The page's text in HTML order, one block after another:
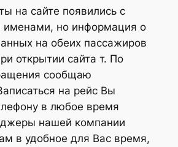
на сайте появились с
именами, но информация о
на обеих пассажиров
открытии сайта т. По
сообщаю
на рейс Вы
в любое время
нашей компании
в удобное для Вас время,